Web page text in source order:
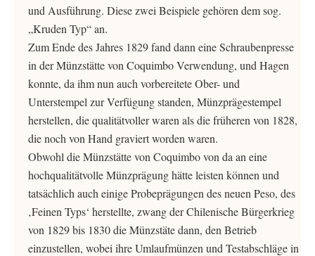
und Ausführung. Diese zwei Beispiele gehören dem sog.
„Kruden Typ“ an.
Zum Ende des Jahres 1829 fand dann eine Schraubenpresse
in der Münzstätte von Coquimbo Verwendung, und Hagen
konnte, da ihm nun auch vorbereitete Ober- und
Unterstempel zur Verfügung standen, Münzprägestempel
herstellen, die qualitätvoller waren als die früheren von 1828,
die noch von Hand graviert worden waren.
Obwohl die Münzstätte von Coquimbo von da an eine
hochqualitätvolle Münzprägung hätte leisten können und
tatsächlich auch einige Probeprägungen des neuen Peso, des
‚Feinen Typs‘ herstellte, zwang der Chilenische Bürgerkrieg
von 1829 bis 1830 die Münzstäte dann, den Betrieb
einzustellen, wobei ihre Umlaufmünzen und Testabschläge in